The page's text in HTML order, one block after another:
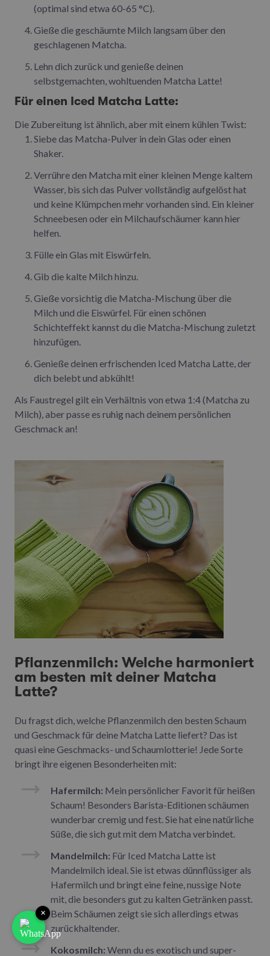
(optimal sind etwa 60-65 °C).
Gieße die geschäumte Milch langsam über den
geschlagenen Matcha.
Lehn dich zurück und genieße deinen
selbstgemachten, wohltuenden Matcha Latte!
Für einen Iced Matcha Latte:
Die Zubereitung ist ähnlich, aber mit einem kühlen Twist:
Siebe das Matcha-Pulver in dein Glas oder einen
Shaker.
Verrühre den Matcha mit einer kleinen Menge kaltem
Wasser, bis sich das Pulver vollständig aufgelöst hat
und keine Klümpchen mehr vorhanden sind. Ein kleiner
Schneebesen oder ein Milchaufschäumer kann hier
helfen.
Fülle ein Glas mit Eiswürfeln.
Gib die kalte Milch hinzu.
Gieße vorsichtig die Matcha-Mischung über die
Milch und die Eiswürfel. Für einen schönen
Schichteffekt kannst du die Matcha-Mischung zuletzt
hinzufügen.
Genieße deinen erfrischenden Iced Matcha Latte, der
dich belebt und abkühlt!
Als Faustregel gilt ein Verhältnis von etwa 1:4 (Matcha zu
Milch), aber passe es ruhig nach deinem persönlichen
Geschmack an!
Pflanzenmilch: Welche harmoniert
am besten mit deiner Matcha
Latte?
Du fragst dich, welche Pflanzenmilch den besten Schaum
und Geschmack für deine Matcha Latte liefert? Das ist
quasi eine Geschmacks- und Schaumlotterie! Jede Sorte
bringt ihre eigenen Besonderheiten mit:
Hafermilch: Mein persönlicher Favorit für heißen
Schaum! Besonders Barista-Editionen schäumen
wunderbar cremig und fest. Sie hat eine natürliche
Süße, die sich gut mit dem Matcha verbindet.
Mandelmilch: Für Iced Matcha Latte ist
Mandelmilch ideal. Sie ist etwas dünnflüssiger als
Hafermilch und bringt eine feine, nussige Note
mit, die besonders gut zu kalten Getränken passt.
Beim Schäumen zeigt sie sich allerdings etwas
zurückhaltender.
Kokosmilch: Wenn du es exotisch und super-
×